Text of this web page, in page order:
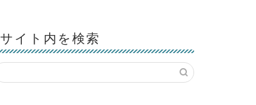
サイト内を検索